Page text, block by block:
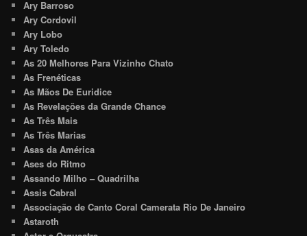
Ary Barroso
Ary Cordovil
Ary Lobo
Ary Toledo
As 20 Melhores Para Vizinho Chato
As Frenéticas
As Mãos De Euridice
As Revelações da Grande Chance
As Três Mais
As Três Marias
Asas da América
Ases do Ritmo
Assando Milho – Quadrilha
Assis Cabral
Associação de Canto Coral Camerata Rio De Janeiro
Astaroth